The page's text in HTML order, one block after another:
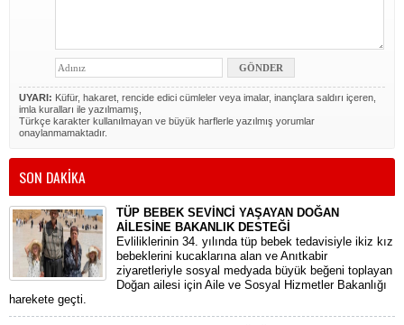
UYARI: Küfür, hakaret, rencide edici cümleler veya imalar, inançlara saldırı içeren,
imla kuralları ile yazılmamış,
Türkçe karakter kullanılmayan ve büyük harflerle yazılmış yorumlar
onaylanmamaktadır.
SON DAKİKA
TÜP BEBEK SEVİNCİ YAŞAYAN DOĞAN
AİLESİNE BAKANLIK DESTEĞİ
​Evliliklerinin 34. yılında tüp bebek tedavisiyle ikiz kız
bebeklerini kucaklarına alan ve Anıtkabir
ziyaretleriyle sosyal medyada büyük beğeni toplayan
Doğan ailesi için Aile ve Sosyal Hizmetler Bakanlığı
harekete geçti.